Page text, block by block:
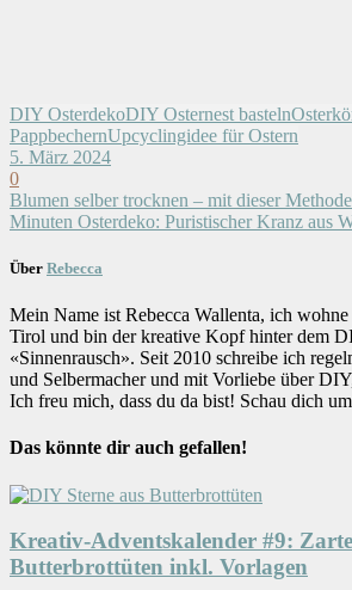
DIY OsterdekoDIY Osternest basteln
PappbechernUpcyclingidee für Ostern
5. März 2024
0
Blumen selber trocknen – mit dieser
Minuten Osterdeko: Puristischer Kranz aus
Über Rebecca
Mein Name ist Rebecca Wallenta, ich
Tirol und bin der kreative Kopf hinter dem
«Sinnenrausch». Seit 2010 schreibe ich
und Selbermacher und mit Vorliebe über
Ich freu mich, dass du da bist! Schau dich
Das könnte dir auch gefallen!
Kreativ-Adventskalender #9:
Butterbrottüten inkl. Vorlagen